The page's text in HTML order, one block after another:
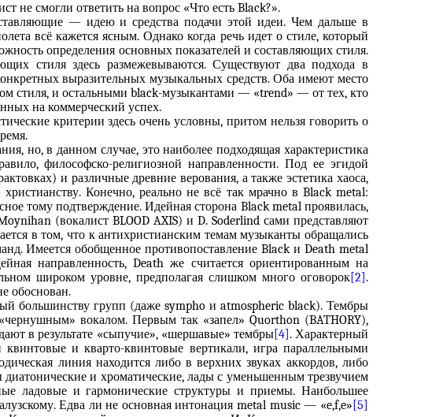
не смогли ответить на вопрос «Что есть Black?».
— идею и средства подачи этой идеи. Чем дальше в
всё кажется ясным. Однако когда речь идет о стиле, который
определения основных показателей и составляющих стиля.
стиля здесь размежевываются. Существуют два подхода в
выразительных музыкальных средств. Оба имеют место
стиля, и остальными black-музыкантами — «trend» — от тех, кто
на коммерческий успех.
критерии здесь очень условны, притом нельзя говорить о
но, в данном случае, это наиболее подходящая характеристика
философско-религиозной направленности. Под ее эгидой
и различные древние верования, а также эстетика хаоса,
Конечно, реально не всё так мрачно в Black metal:
тому подтверждение. Идейная сторона Black metal проявилась,
(вокалист BLOOD AXIS) и D. Soderlind сами представляют
в том, что к антихристианским темам музыканты обращались
Имеется обобщенное противопоставление Black и Death metal
направленность, Death же считается ориентированным на
широком уровне, предполагая слишком много оговорок[2] .
обоснован.
большинству групп (даже sympho и atmospheric black). Тембры
вокалом. Первым так «запел» Quorthon (BATHORY),
в результате «сыпучие», «шершавые» тембры[4] . Характерный
и кварто-квинтовые вертикали, игра параллельными
линия находится либо в верхних звуках аккордов, либо
и хроматические, лады с уменьшенным трезвучием
ладовые и гармонические структуры и приемы. Наибольшее
Едва ли не основная интонация metal music — «e,f,e»[5]